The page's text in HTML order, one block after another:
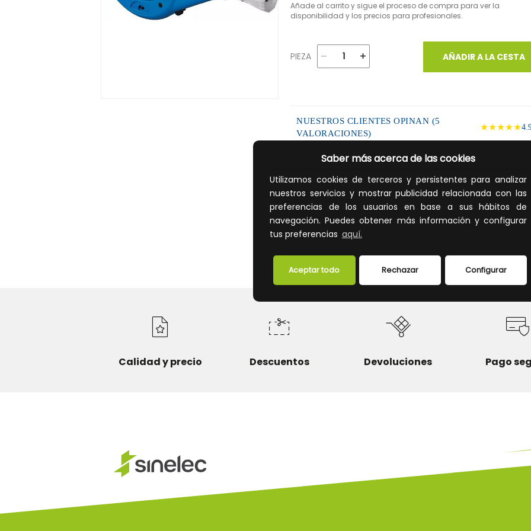
Saber más acerca de las cookies
Utilizamos cookies de terceros y persistentes para analizar
nuestros servicios y mostrar publicidad relacionada con las
preferencias de los usuarios en base a sus hábitos de
navegación. Puedes obtener más información y configurar
tus preferencias aquí.
Configurar
Rechazar
Aceptar todo
Añade al carrito y sigue el proceso de compra para ver la
disponibilidad y los precios para profesionales.
PIEZA AÑADIR A LA CESTA
NUESTROS CLIENTES OPINAN (5
VALORACIONES)
★★★★★
DESCRIPCIÓN DEL PRODUCTO
Cortatubos Uponor Multi, para el corte de tuberías de PEX y
Multicapa, con diámetros de entre 50 y 110mm. De color
Forma parte de la gama de Herramientas de Uponor.
FICHA TÉCNICA
Calidad y precio Descuentos Devoluciones Pago